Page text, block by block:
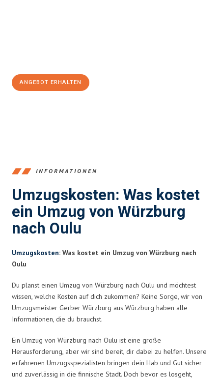
ANGEBOT ERHALTEN
INFORMATIONEN
Umzugskosten: Was kostet
ein Umzug von Würzburg
nach Oulu
Umzugskosten: Was kostet ein Umzug von Würzburg nach
Oulu
Du planst einen Umzug von Würzburg nach Oulu und möchtest
wissen, welche Kosten auf dich zukommen? Keine Sorge, wir von
Umzugsmeister Gerber Würzburg aus Würzburg haben alle
Informationen, die du brauchst.
Ein Umzug von Würzburg nach Oulu ist eine große
Herausforderung, aber wir sind bereit, dir dabei zu helfen. Unsere
erfahrenen Umzugsspezialisten bringen dein Hab und Gut sicher
und zuverlässig in die finnische Stadt. Doch bevor es losgeht,